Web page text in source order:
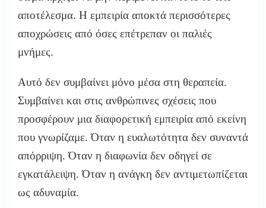
αποτέλεσμα. Η εμπειρία αποκτά περισσότερες
αποχρώσεις από όσες επέτρεπαν οι παλιές
μνήμες.
Αυτό δεν συμβαίνει μόνο μέσα στη θεραπεία.
Συμβαίνει και στις ανθρώπινες σχέσεις που
προσφέρουν μια διαφορετική εμπειρία από εκείνη
που γνωρίζαμε. Όταν η ευαλωτότητα δεν συναντά
απόρριψη. Όταν η διαφωνία δεν οδηγεί σε
εγκατάλειψη. Όταν η ανάγκη δεν αντιμετωπίζεται
ως αδυναμία.